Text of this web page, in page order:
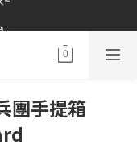
~
通)~
團手提箱